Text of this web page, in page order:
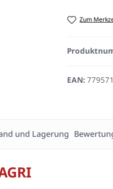
Zum
EAN:
und Lagerung